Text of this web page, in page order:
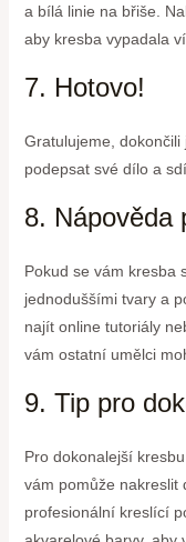
a bílá linie na břiše.
aby kresba vypadala
7. Hotovo!
Gratulujeme,
podepsat své dílo a
8. Nápověda
Pokud se vám kresba
jednoduššími tvary a
najít online tutoriály
vám ostatní umělci
9. Tip pro
Pro dokonalejší
vám pomůže nakreslit
profesionální kreslící